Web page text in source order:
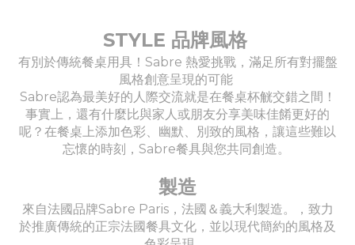
STYLE 品牌風格
有別於傳統餐桌用具！Sabre 熱愛挑戰，滿足所有對擺盤
風格創意呈現的可能
Sabre認為最美好的人際交流就是在餐桌杯觥交錯之間！
事實上，還有什麼比與家人或朋友分享美味佳餚更好的
呢？在餐桌上添加色彩、幽默、別致的風格，讓這些難以
忘懷的時刻，Sabre餐具與您共同創造。
製造
來自法國品牌Sabre Paris，法國＆義大利製造。，致力
於推廣傳統的正宗法國餐具文化，並以現代簡約的風格及